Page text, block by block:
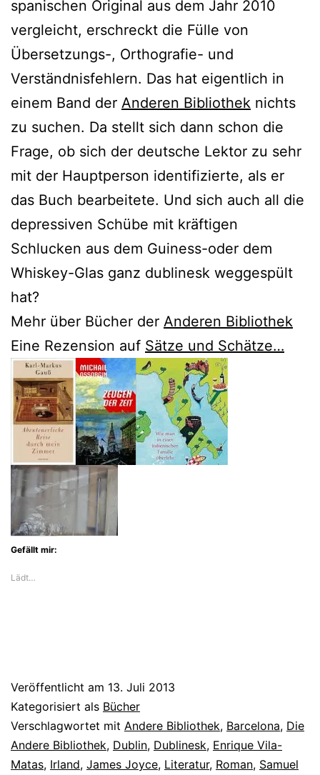
spanischen Original aus dem Jahr 2010
vergleicht, erschreckt die Fülle von
Übersetzungs-, Orthografie- und
Verständnisfehlern. Das hat eigentlich in
einem Band der Anderen Bibliothek nichts
zu suchen. Da stellt sich dann schon die
Frage, ob sich der deutsche Lektor zu sehr
mit der Hauptperson identifizierte, als er
das Buch bearbeitete. Und sich auch all die
depressiven Schübe mit kräftigen
Schlucken aus dem Guiness-oder dem
Whiskey-Glas ganz dublinesk weggespült
hat?
Mehr über Bücher der Anderen Bibliothek
Eine Rezension auf Sätze und Schätze…
Gefällt mir:
Lädt…
Veröffentlicht am 13. Juli 2013
Kategorisiert als Bücher
Verschlagwortet mit Andere Bibliothek, Barcelona, Die
Andere Bibliothek, Dublin, Dublinesk, Enrique Vila-
Matas, Irland, James Joyce, Literatur, Roman, Samuel